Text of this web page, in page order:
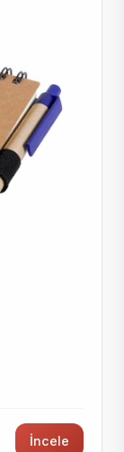
İncele